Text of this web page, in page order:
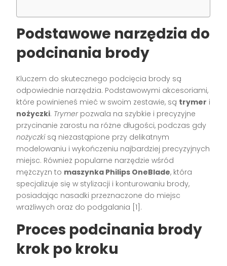
Podstawowe narzędzia do
podcinania brody
Kluczem do skutecznego podcięcia brody są
odpowiednie narzędzia. Podstawowymi akcesoriami,
które powinieneś mieć w swoim zestawie, są trymer i
nożyczki. Trymerpozwala na szybkie i precyzyjne
przycinanie zarostu na różne długości, podczas gdy
nożyczkisą niezastąpione przy delikatnym
modelowaniu i wykończeniu najbardziej precyzyjnych
miejsc. Również popularne narzędzie wśród
mężczyzn to maszynka Philips OneBlade, która
specjalizuje się w stylizacji i konturowaniu brody,
posiadając nasadki przeznaczone do miejsc
wrażliwych oraz do podgalania [1].
Proces podcinania brody
krok po kroku